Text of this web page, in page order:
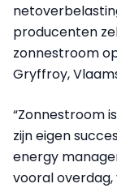
producenten
zonnestroom
Gryffroy,
“Zonnestroom
zijn eigen
energy
vooral